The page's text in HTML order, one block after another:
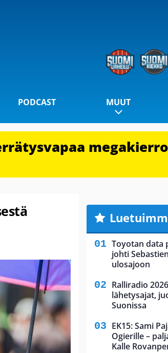
PODCAST MUUT
Toyotan data
johti
ulosajoon
Ralliradio
lähetysajat,
Suonissa
EK15: Sami
Ogierille –
Kalle